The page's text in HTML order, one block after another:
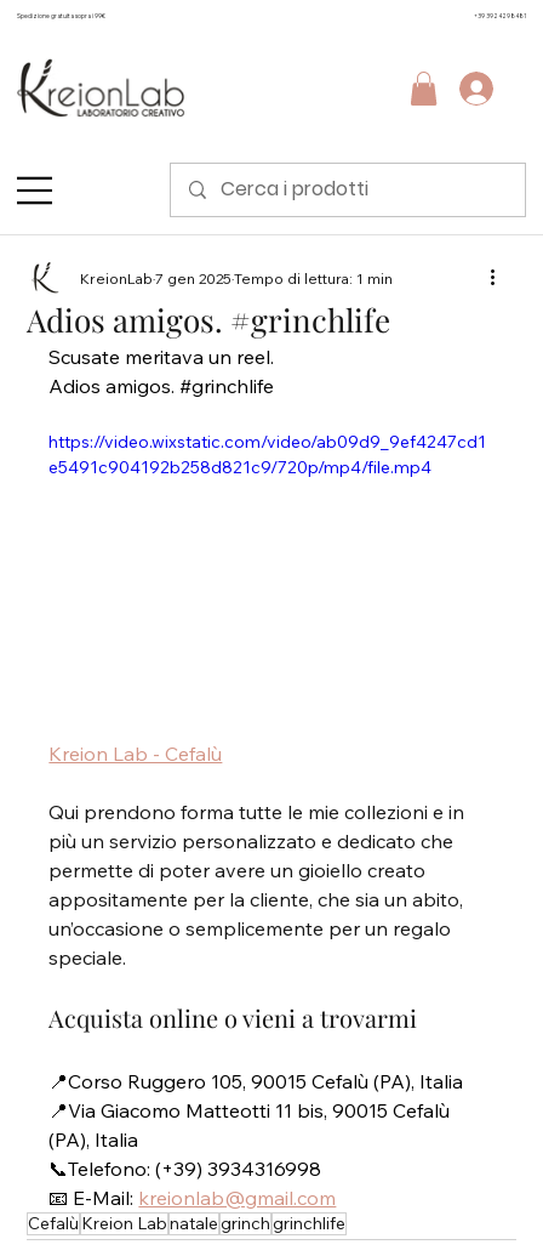
Spedizione gratuita sopra i 99€ +39 3924298481
Adios amigos. #grinchlife
KreionLab7 gen 2025Tempo di lettura: 1 min
Scusate meritava un reel.
Adios amigos. #grinchlife
https://video.wixstatic.com/video/ab09d9_9ef4247cd1
e5491c904192b258d821c9/720p/mp4/file.mp4
Kreion Lab - Cefalù
Qui prendono forma tutte le mie collezioni e in
più un servizio personalizzato e dedicato che
permette di poter avere un gioiello creato
appositamente per la cliente, che sia un abito,
un’occasione o semplicemente per un regalo
speciale.
Acquista online o vieni a trovarmi
📍Corso Ruggero 105, 90015 Cefalù (PA), Italia
📍Via Giacomo Matteotti 11 bis, 90015 Cefalù
(PA), Italia
📞Telefono: (+39) 3934316998
📧 E-Mail: kreionlab@gmail.com
Cefalù Kreion Labnatalegrinchgrinchlife